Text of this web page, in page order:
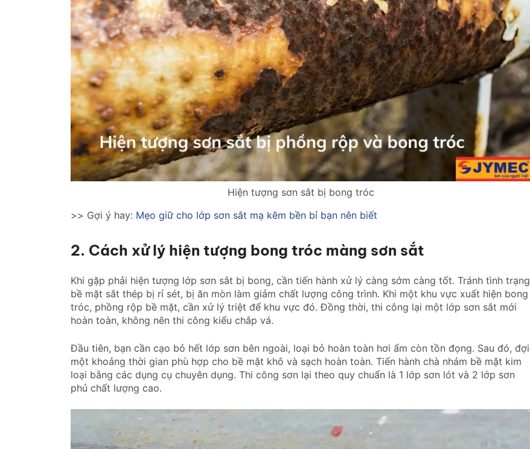
Hiện tượng sơn sắt bị bong tróc
>> Gợi ý hay: Mẹo giữ cho lớp sơn sắt mạ kẽm bền bỉ bạn nên biết
2. Cách xử lý hiện tượng bong tróc màng sơn sắt
Khi gặp phải hiện tượng lớp sơn sắt bị bong, cần tiến hành xử lý càng sớm càng tốt. Tránh tình trạng
bề mặt sắt thép bị rỉ sét, bị ăn mòn làm giảm chất lượng công trình. Khi một khu vực xuất hiện bong
tróc, phồng rộp bề mặt, cần xử lý triệt để khu vực đó. Đồng thời, thi công lại một lớp sơn sắt mới
hoàn toàn, không nên thi công kiểu chắp vá.
Đầu tiên, bạn cần cạo bỏ hết lớp sơn bên ngoài, loại bỏ hoàn toàn hơi ẩm còn tồn đọng. Sau đó, đợi
một khoảng thời gian phù hợp cho bề mặt khô và sạch hoàn toàn. Tiến hành chà nhám bề mặt kim
loại bằng các dụng cụ chuyên dụng. Thi công sơn lại theo quy chuẩn là 1 lớp sơn lót và 2 lớp sơn
phủ chất lượng cao.